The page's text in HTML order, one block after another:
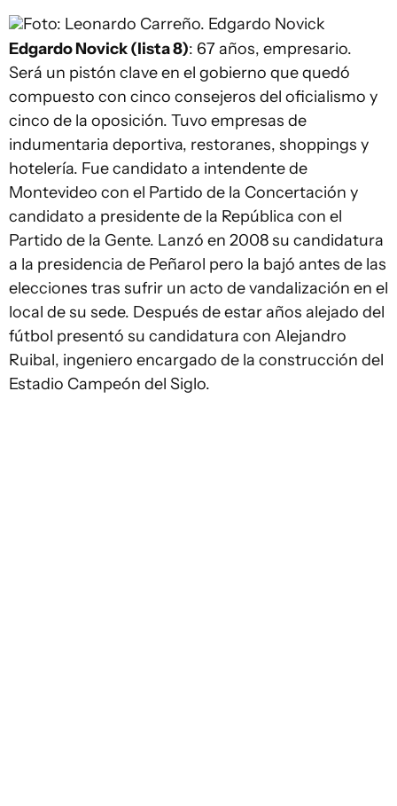
Foto: Leonardo Carreño. Edgardo Novick
Edgardo Novick (lista 8): 67 años, empresario.
Será un pistón clave en el gobierno que quedó
compuesto con cinco consejeros del oficialismo y
cinco de la oposición. Tuvo empresas de
indumentaria deportiva, restoranes, shoppings y
hotelería. Fue candidato a intendente de
Montevideo con el Partido de la Concertación y
candidato a presidente de la República con el
Partido de la Gente. Lanzó en 2008 su candidatura
a la presidencia de Peñarol pero la bajó antes de las
elecciones tras sufrir un acto de vandalización en el
local de su sede. Después de estar años alejado del
fútbol presentó su candidatura con Alejandro
Ruibal, ingeniero encargado de la construcción del
Estadio Campeón del Siglo.